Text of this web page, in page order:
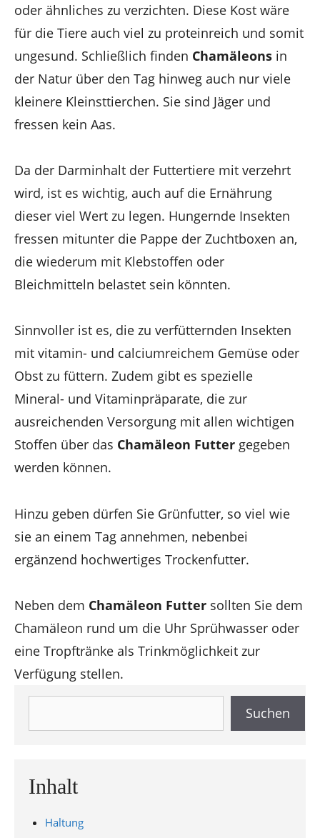
oder ähnliches zu verzichten. Diese Kost wäre
für die Tiere auch viel zu proteinreich und somit
ungesund. Schließlich finden Chamäleons in
der Natur über den Tag hinweg auch nur viele
kleinere Kleinsttierchen. Sie sind Jäger und
fressen kein Aas.
Da der Darminhalt der Futtertiere mit verzehrt
wird, ist es wichtig, auch auf die Ernährung
dieser viel Wert zu legen. Hungernde Insekten
fressen mitunter die Pappe der Zuchtboxen an,
die wiederum mit Klebstoffen oder
Bleichmitteln belastet sein könnten.
Sinnvoller ist es, die zu verfütternden Insekten
mit vitamin- und calciumreichem Gemüse oder
Obst zu füttern. Zudem gibt es spezielle
Mineral- und Vitaminpräparate, die zur
ausreichenden Versorgung mit allen wichtigen
Stoffen über das Chamäleon Futter gegeben
werden können.
Hinzu geben dürfen Sie Grünfutter, so viel wie
sie an einem Tag annehmen, nebenbei
ergänzend hochwertiges Trockenfutter.
Neben dem Chamäleon Futter sollten Sie dem
Chamäleon rund um die Uhr Sprühwasser oder
eine Tropftränke als Trinkmöglichkeit zur
Verfügung stellen.
Suchen
Inhalt
Haltung